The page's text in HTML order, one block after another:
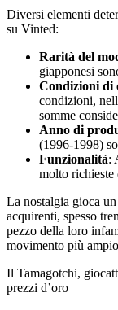
Diversi elementi
su Vinted:
Rarità del
giapponesi
Condizioni di
condizioni,
somme
Anno di
(1996-1998)
Funzionalità:
molto
La nostalgia gioca
acquirenti, spesso
pezzo della loro
movimento più
Il Tamagotchi,
prezzi d’oro